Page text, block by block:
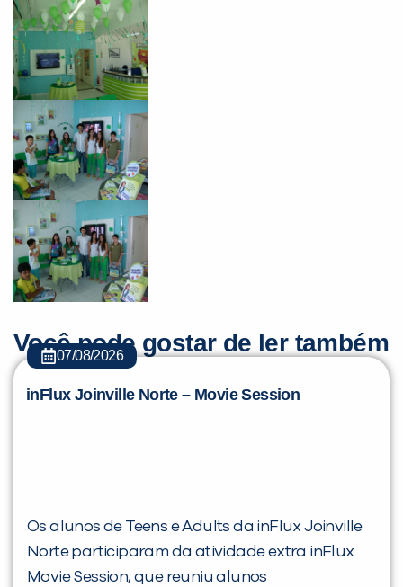
Você pode gostar de ler também
07/08/2026
inFlux Joinville Norte – Movie Session
Os alunos de Teens e Adults da inFlux Joinville
Norte participaram da atividade extra inFlux
Movie Session, que reuniu alunos